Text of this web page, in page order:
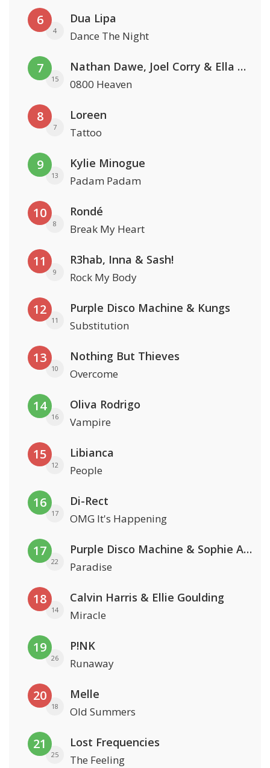
6
4
Dua Lipa
Dance The Night
7
15
Nathan Dawe, Joel Corry & Ella Henderson
0800 Heaven
8
7
Loreen
Tattoo
9
13
Kylie Minogue
Padam Padam
10
8
Rondé
Break My Heart
11
9
R3hab, Inna & Sash!
Rock My Body
12
11
Purple Disco Machine & Kungs
Substitution
13
10
Nothing But Thieves
Overcome
14
16
Oliva Rodrigo
Vampire
15
12
Libianca
People
16
17
Di-Rect
OMG It's Happening
17
22
Purple Disco Machine & Sophie And The Giants
Paradise
18
14
Calvin Harris & Ellie Goulding
Miracle
19
26
P!NK
Runaway
20
18
Melle
Old Summers
21
25
Lost Frequencies
The Feeling